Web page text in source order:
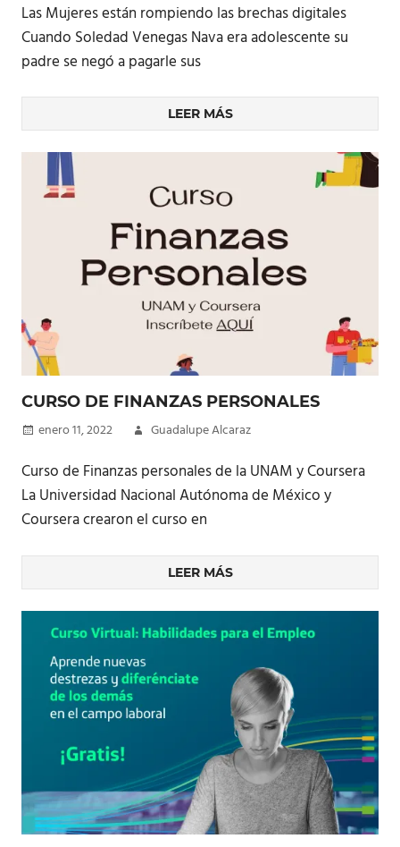
Las Mujeres están rompiendo las brechas digitales
Cuando Soledad Venegas Nava era adolescente su
padre se negó a pagarle sus
LEER MÁS
CURSO DE FINANZAS PERSONALES
enero 11, 2022 Guadalupe Alcaraz
Curso de Finanzas personales de la UNAM y Coursera
La Universidad Nacional Autónoma de México y
Coursera crearon el curso en
LEER MÁS